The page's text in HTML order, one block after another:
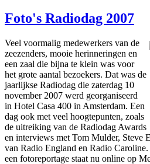
Foto's Radiodag 2007
Veel voormalig medewerkers van de
zeezenders, mooie herinneringen en
een zaal die bijna te klein was voor
het grote aantal bezoekers. Dat was de
jaarlijkse Radiodag die zaterdag 10
november 2007 werd georganiseerd
in Hotel Casa 400 in Amsterdam. Een
dag ook met veel hoogtepunten, zoals
de uitreiking van de Radiodag Awards
en interviews met Tom Mulder, Steve
van Radio England en Radio
een fotoreportage staat nu online op